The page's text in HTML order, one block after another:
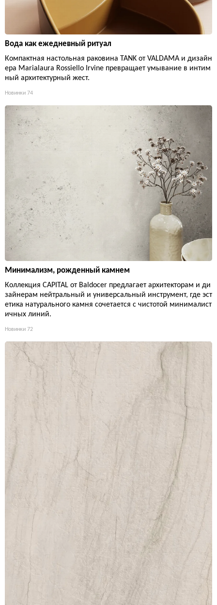
Вода как ежедневный ритуал
Компактная настольная раковина TANK от VALDAMA и дизайн
ера Marialaura Rossiello Irvine превращает умывание в интим
ный архитектурный жест.
Новинки 74
Минимализм, рожденный камнем
Коллекция CAPITAL от Baldocer предлагает архитекторам и ди
зайнерам нейтральный и универсальный инструмент, где эст
етика натурального камня сочетается с чистотой минималист
ичных линий.
Новинки 72